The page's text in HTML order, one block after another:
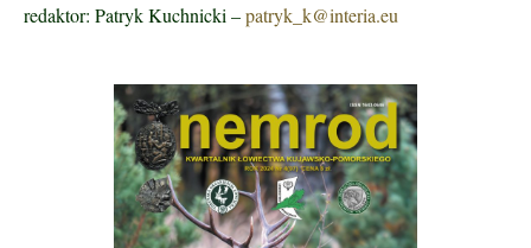
redaktor: Patryk Kuchnicki –patryk_k@interia.eu